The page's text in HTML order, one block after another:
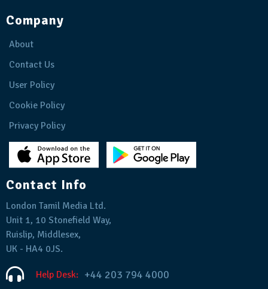
Company
About
Contact Us
User Policy
Cookie Policy
Privacy Policy
Contact Info
London Tamil Media Ltd.
Unit 1, 10 Stonefield Way,
Ruislip, Middlesex,
UK - HA4 0JS.
Help Desk: +44 203 794 4000